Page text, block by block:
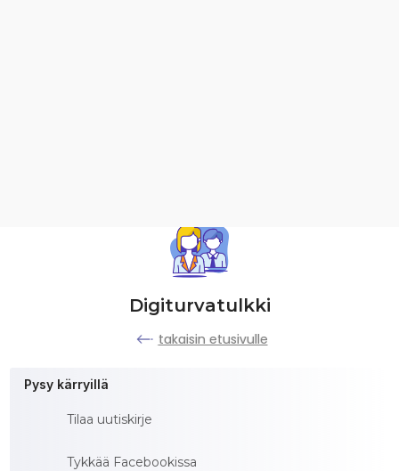
Digiturvatulkki
takaisin etusivulle
Pysy kärryillä
Tilaa uutiskirje
Tykkää Facebookissa